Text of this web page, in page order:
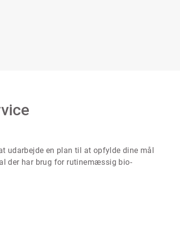
udarbejde en plan til at opfylde dine mål
der har brug for rutinemæssig bio-